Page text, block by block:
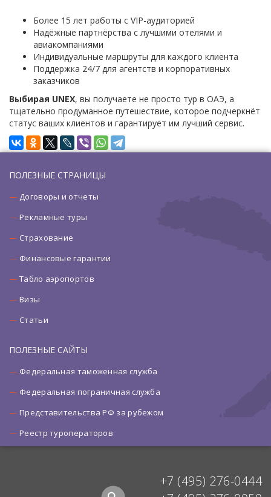
Более 15 лет работы с VIP-аудиторией
Надёжные партнёрства с лучшими отелями и
авиакомпаниями
Индивидуальные маршруты для каждого клиента
Поддержка 24/7 для агентств и корпоративных
заказчиков
Выбирая UNEX, вы получаете не просто тур в ОАЭ, а
тщательно продуманное путешествие, которое подчеркнёт
статус ваших клиентов и гарантирует им лучший сервис.
ПОЛЕЗНЫЕ СТРАНИЦЫ
Договоры и отчеты
Рекламные туры
Страхование
Финансовые гарантии
Табло аэропортов
Визы
Статьи
ПОЛЕЗНЫЕ САЙТЫ
Федеральная таможенная служба
Федеральная пограничная служба
Представительства РФ за рубежом
Реестр туроператоров
+7 (495) 276-0444